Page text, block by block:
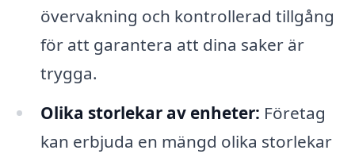
övervakning och kontrollerad tillgång
för att garantera att dina saker är
trygga.
Olika storlekar av enheter: Företag
kan erbjuda en mängd olika storlekar